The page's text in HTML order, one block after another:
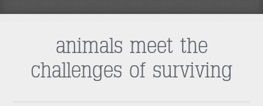
animals meet the
challenges of surviving